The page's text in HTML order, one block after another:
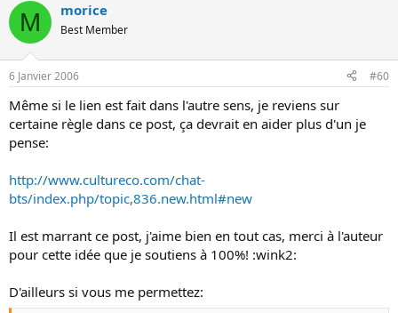
M morice
Best Member
6 Janvier 2006 #60
Même si le lien est fait dans l'autre sens, je reviens sur
certaine règle dans ce post, ça devrait en aider plus d'un je
pense:
http://www.cultureco.com/chat-
bts/index.php/topic,836.new.html#new
Il est marrant ce post, j'aime bien en tout cas, merci à l'auteur
pour cette idée que je soutiens à 100%! :wink2:
D'ailleurs si vous me permettez: